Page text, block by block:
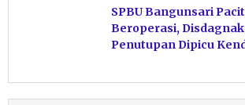
SPBU Bangunsari
Beroperasi,
Penutupan Dipicu